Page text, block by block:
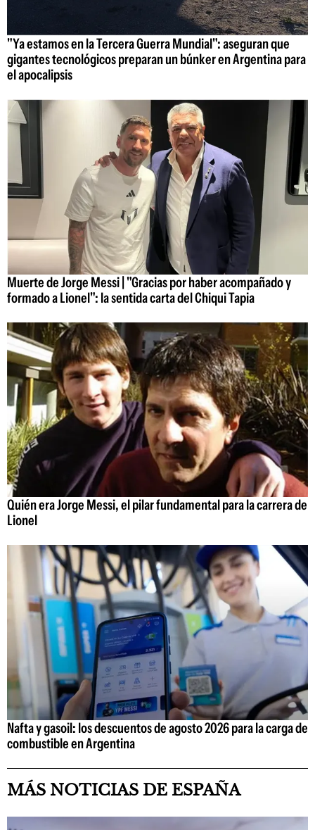
"Ya estamos en la Tercera Guerra Mundial": aseguran que
gigantes tecnológicos preparan un búnker en Argentina para
el apocalipsis
Muerte de Jorge Messi | "Gracias por haber acompañado y
formado a Lionel": la sentida carta del Chiqui Tapia
Quién era Jorge Messi, el pilar fundamental para la carrera de
Lionel
Nafta y gasoil: los descuentos de agosto 2026 para la carga de
combustible en Argentina
MÁS NOTICIAS DE ESPAÑA